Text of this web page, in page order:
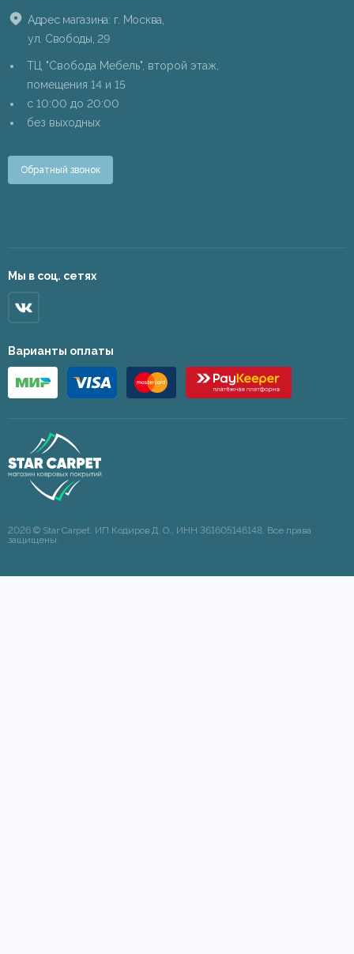
Адрес магазина: г. Москва,
ул. Свободы, 29
ТЦ "Свобода Мебель", второй этаж,
помещения 14 и 15
c 10:00 до 20:00
без выходных
Обратный звонок
Мы в соц. сетях
Варианты оплаты
2026 © Star Carpet. ИП Кодиров Д. О., ИНН 361605146148. Все права
защищены.